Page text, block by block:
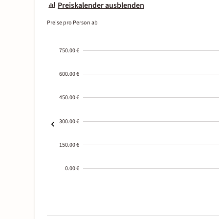
Preiskalender ausblenden
Preise pro Person ab
750.00 €
600.00 €
450.00 €
300.00 €
150.00 €
0.00 €
01-02